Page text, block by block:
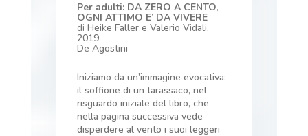
Per adulti: DA ZERO A CENTO,
OGNI ATTIMO E’ DA VIVERE
di Heike Faller e Valerio Vidali,
2019
De Agostini
Iniziamo da un’immagine evocativa:
il soffione di un tarassaco, nel
risguardo iniziale del libro, che
nella pagina successiva vede
disperdere al vento i suoi leggeri